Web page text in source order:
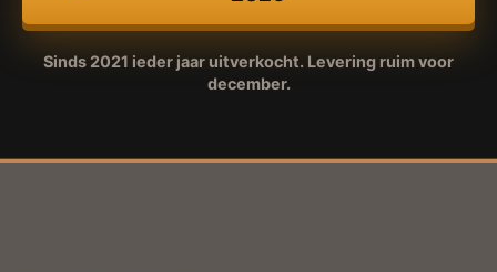
Sinds 2021 ieder jaar uitverkocht. Levering ruim voor
december.